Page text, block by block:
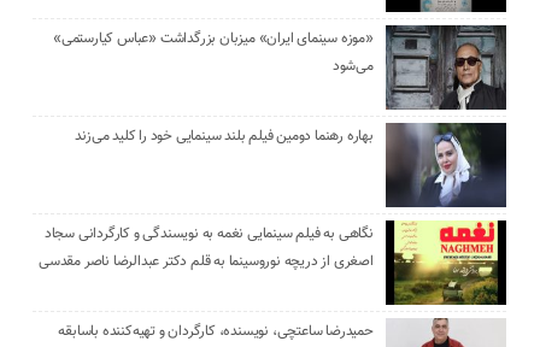
«موزه سینمای ایران» میزبان بزرگداشت «عباس کیارستمی»
می‌شود
بهاره رهنما دومین فیلم بلند سینمایی خود را کلید می‌زند
نگاهی به فیلم سینمایی نغمه به نویسندگی و کارگردانی سجاد
اصغری از دریچه نوروسینما به قلم دکتر عبدالرضا ناصر مقدسی
حمیدرضا ساعتچی، نویسنده، کارگردان و تهیه‌کننده باسابقه